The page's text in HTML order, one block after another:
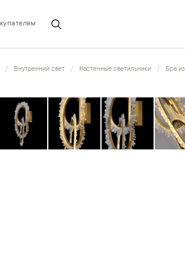
Внутренний свет Настенные светильники Бра